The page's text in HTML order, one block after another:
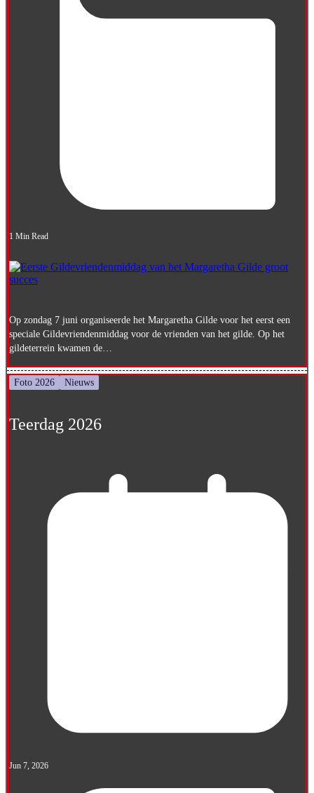
1 Min Read
Op zondag 7 juni organiseerde het Margaretha Gilde voor het eerst een
speciale Gildevriendenmiddag voor de vrienden van het gilde. Op het
gildeterrein kwamen de…
Foto 2026 Nieuws
Teerdag 2026
Jun 7, 2026